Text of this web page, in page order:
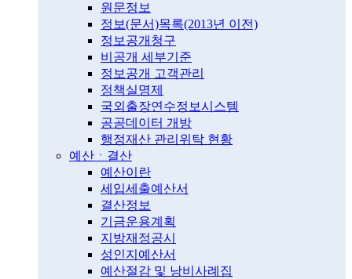
원문정보
정보(문서)목록(2013년 이전)
정보공개청구
비공개 세부기준
정보공개 고객관리
정책실명제
국외출장연수정보시스템
공공데이터 개방
행정재산 관리위탁 현황
예산ㆍ결산
예산이란
세입세출예산서
결산정보
기금운용계획
지방재정공시
성인지예산서
예산절감 및 낭비사례집